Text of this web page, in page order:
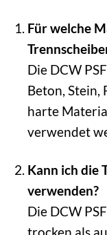
Für welche
Die DCW
Beton, Stein,
harte
verwendet
Kann ich die
verwenden?
Die DCW